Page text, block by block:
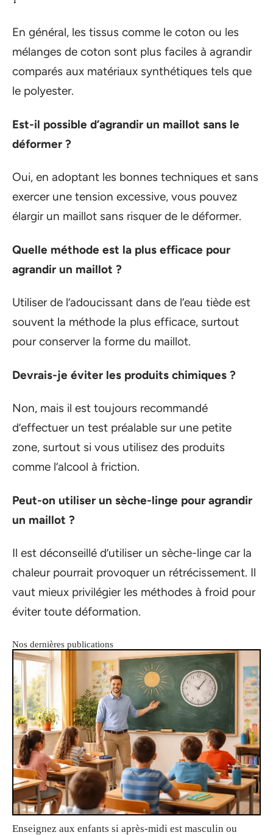
En général, les tissus comme le coton ou les
mélanges de coton sont plus faciles à agrandir
comparés aux matériaux synthétiques tels que
le polyester.
Est-il possible d’agrandir un maillot sans le
déformer ?
Oui, en adoptant les bonnes techniques et sans
exercer une tension excessive, vous pouvez
élargir un maillot sans risquer de le déformer.
Quelle méthode est la plus efficace pour
agrandir un maillot ?
Utiliser de l’adoucissant dans de l’eau tiède est
souvent la méthode la plus efficace, surtout
pour conserver la forme du maillot.
Devrais-je éviter les produits chimiques ?
Non, mais il est toujours recommandé
d’effectuer un test préalable sur une petite
zone, surtout si vous utilisez des produits
comme l’alcool à friction.
Peut-on utiliser un sèche-linge pour agrandir
un maillot ?
Il est déconseillé d’utiliser un sèche-linge car la
chaleur pourrait provoquer un rétrécissement. Il
vaut mieux privilégier les méthodes à froid pour
éviter toute déformation.
Nos dernières publications
Enseignez aux enfants si après-midi est masculin ou